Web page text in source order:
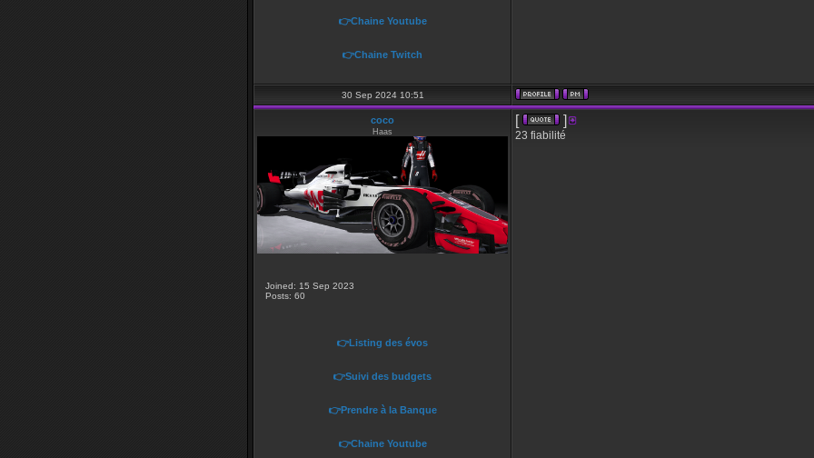
👉Chaine Youtube
👉Chaine Twitch
30 Sep 2024 10:51
coco
Haas
Joined: 15 Sep 2023
Posts: 60
👉Listing des évos
👉Suivi des budgets
👉Prendre à la Banque
👉Chaine Youtube
[ ]
23 fiabilité